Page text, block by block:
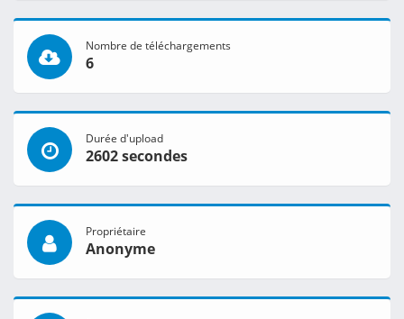
Nombre de téléchargements
6
Durée d'upload
2602 secondes
Propriétaire
Anonyme